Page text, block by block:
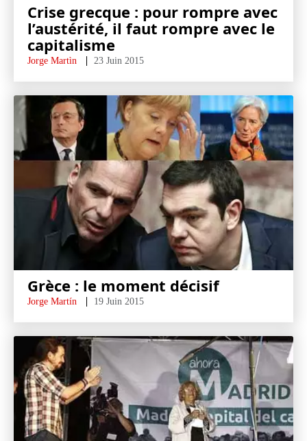
Crise grecque : pour rompre avec
l’austérité, il faut rompre avec le
capitalisme
Jorge Martìn 23 Juin 2015
Grèce : le moment décisif
Jorge Martín 19 Juin 2015